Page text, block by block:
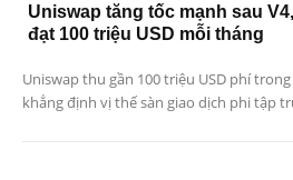
Uniswap tăng tốc mạnh sau
đạt 100 triệu USD mỗi tháng
Uniswap thu gần 100 triệu USD phí
khẳng định vị thế sàn giao dịch phi tập